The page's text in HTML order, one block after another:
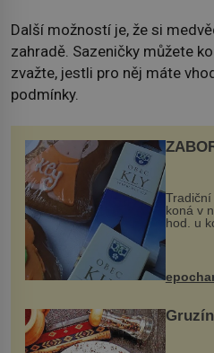
Další možností je, že si
zahradě. Sazeničky můžete
zvažte, jestli pro něj máte
podmínky.
koná v
hod. u
Kly u